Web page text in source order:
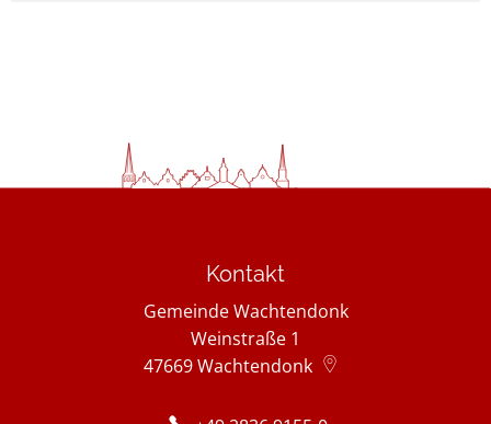
Kontakt
Gemeinde Wachtendonk
Weinstraße 1
47669Wachtendonk